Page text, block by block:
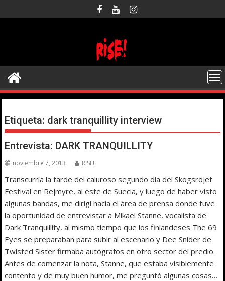
al
Etiqueta: dark tranquillity interview
Entrevista: DARK TRANQUILLITY
noviembre 7, 2013 RISE!
Transcurría la tarde del caluroso segundo día del Skogsröjet
Festival en Rejmyre, al este de Suecia, y luego de haber visto
algunas bandas, me dirigí hacia el área de prensa donde tuve
la oportunidad de entrevistar a Mikael Stanne, vocalista de
Dark Tranquillity, al mismo tiempo que los finlandeses The 69
Eyes se preparaban para subir al escenario y Dee Snider de
Twisted Sister firmaba autógrafos en otro sector del predio.
Antes de comenzar la nota, Stanne, que estaba visiblemente
contento y de muy buen humor, me preguntó algunas cosas…